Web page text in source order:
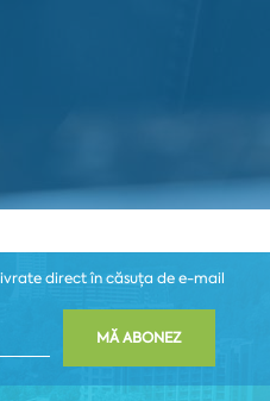
direct în căsuța de e-mail
MĂ ABONEZ